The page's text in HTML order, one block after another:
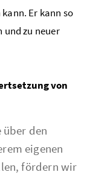
Er kann so
und zu neuer
von
den
eigenen
fördern wir